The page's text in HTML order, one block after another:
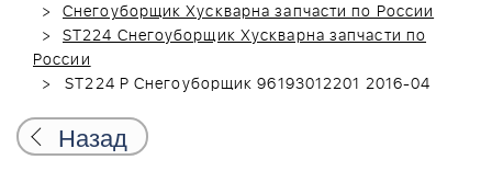
Снегоуборщик Хускварна запчасти по России
ST224 Снегоуборщик Хускварна запчасти по
России
ST224 P Снегоуборщик 96193012201 2016-04
Назад